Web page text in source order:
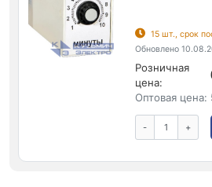
15 шт., срок
Обновлено
Розничная
цена:
Оптовая цена:
- +